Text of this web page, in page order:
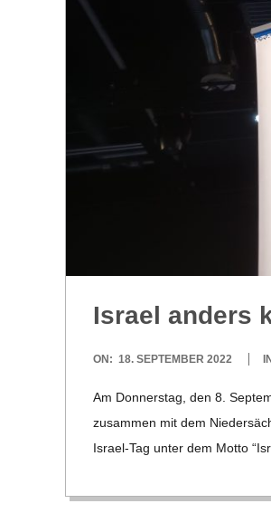
R
-
L
D
S
C
H
Israel anders
2022-
ON: 18. SEPTEMBER 2022
Am Don­ners­tag, den 8.
zusam­men mit dem
Israel-Tag unter dem Motto